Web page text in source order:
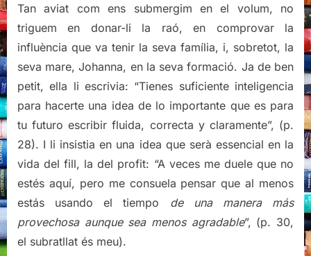
Tan aviat com ens submergim en el volum, no
triguem en donar-li la raó, en comprovar la
influència que va tenir la seva família, i, sobretot, la
seva mare, Johanna, en la seva formació. Ja de ben
petit, ella li escrivia: “Tienes suficiente inteligencia
para hacerte una idea de lo importante que es para
tu futuro escribir fluida, correcta y claramente”, (p.
28). I li insistia en una idea que serà essencial en la
vida del fill, la del profit: “A veces me duele que no
estés aquí, pero me consuela pensar que al menos
estás usando el tiempo de una manera más
provechosa aunque sea menos agradable”, (p. 30,
el subratllat és meu).